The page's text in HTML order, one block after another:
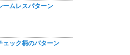
ームレスパターン
ェック柄のパターン